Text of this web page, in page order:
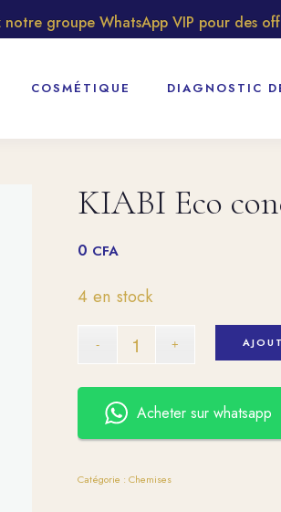
groupe WhatsApp VIP pour des offres
COSMÉTIQUE DIAGNOSTIC
KIABI Eco
0 CFA
4 en stock
Acheter sur whatsapp
Catégorie :Chemises